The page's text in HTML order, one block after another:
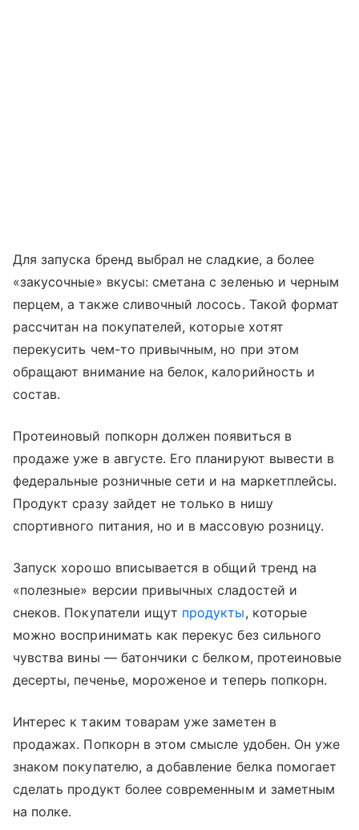
Для запуска бренд выбрал не сладкие, а более
«закусочные» вкусы: сметана с зеленью и черным
перцем, а также сливочный лосось. Такой формат
рассчитан на покупателей, которые хотят
перекусить чем-то привычным, но при этом
обращают внимание на белок, калорийность и
состав.
Протеиновый попкорн должен появиться в
продаже уже в августе. Его планируют вывести в
федеральные розничные сети и на маркетплейсы.
Продукт сразу зайдет не только в нишу
спортивного питания, но и в массовую розницу.
Запуск хорошо вписывается в общий тренд на
«полезные» версии привычных сладостей и
снеков. Покупатели ищут продукты, которые
можно воспринимать как перекус без сильного
чувства вины — батончики с белком, протеиновые
десерты, печенье, мороженое и теперь попкорн.
Интерес к таким товарам уже заметен в
продажах. Попкорн в этом смысле удобен. Он уже
знаком покупателю, а добавление белка помогает
сделать продукт более современным и заметным
на полке.